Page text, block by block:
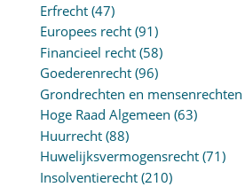
Erfrecht(47)
Europees recht(91)
Financieel recht(58)
Goederenrecht(96)
Grondrechten en mensenrechten
Hoge Raad Algemeen (63)
Huurrecht(88)
Huwelijksvermogensrecht(71)
Insolventierecht(210)